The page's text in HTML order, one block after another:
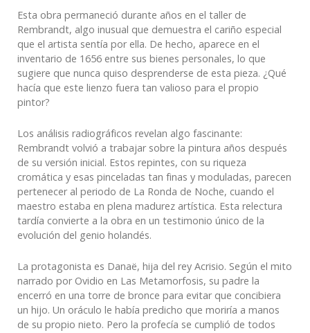
Esta obra permaneció durante años en el taller de
Rembrandt, algo inusual que demuestra el cariño especial
que el artista sentía por ella. De hecho, aparece en el
inventario de 1656 entre sus bienes personales, lo que
sugiere que nunca quiso desprenderse de esta pieza. ¿Qué
hacía que este lienzo fuera tan valioso para el propio
pintor?
Los análisis radiográficos revelan algo fascinante:
Rembrandt volvió a trabajar sobre la pintura años después
de su versión inicial. Estos repintes, con su riqueza
cromática y esas pinceladas tan finas y moduladas, parecen
pertenecer al periodo de La Ronda de Noche, cuando el
maestro estaba en plena madurez artística. Esta relectura
tardía convierte a la obra en un testimonio único de la
evolución del genio holandés.
La protagonista es Danaë, hija del rey Acrisio. Según el mito
narrado por Ovidio en Las Metamorfosis, su padre la
encerró en una torre de bronce para evitar que concibiera
un hijo. Un oráculo le había predicho que moriría a manos
de su propio nieto. Pero la profecía se cumplió de todos